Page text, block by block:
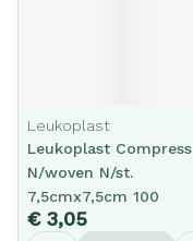
Leukoplast
Leukoplast Compress
N/woven N/st.
7,5cmx7,5cm 100
€ 3,05